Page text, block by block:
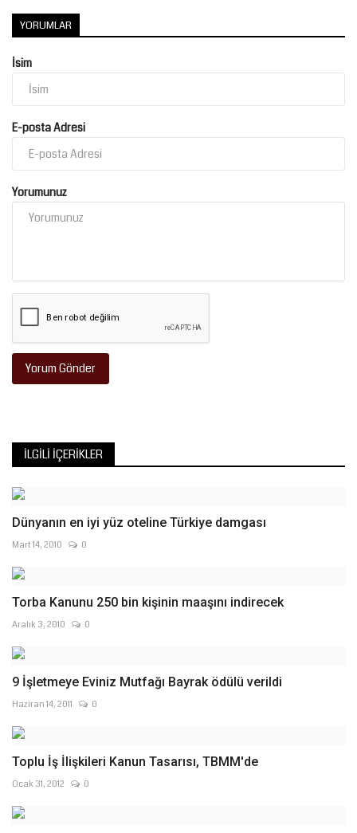
YORUMLAR
İsim
E-posta Adresi
Yorumunuz
Yorum Gönder
İLGILI İÇERIKLER
Dünyanın en iyi yüz oteline Türkiye damgası
Mart 14, 2010 0
Torba Kanunu 250 bin kişinin maaşını indirecek
Aralık 3, 2010 0
9 İşletmeye Eviniz Mutfağı Bayrak ödülü verildi
Haziran 14, 2011 0
Toplu İş İlişkileri Kanun Tasarısı, TBMM'de
Ocak 31, 2012 0